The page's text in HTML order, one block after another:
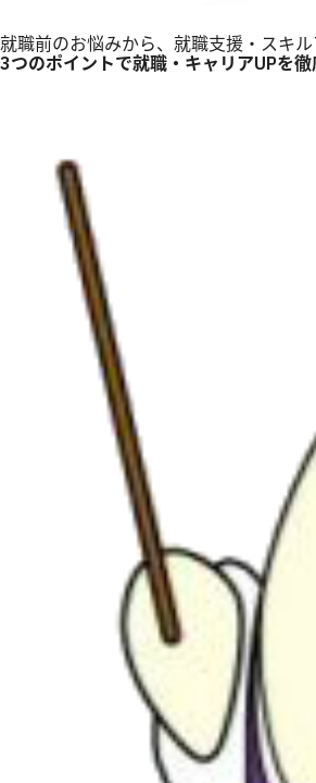
就職前のお悩みから、就職支援・スキ
3つのポイントで就職・キャリアUPを